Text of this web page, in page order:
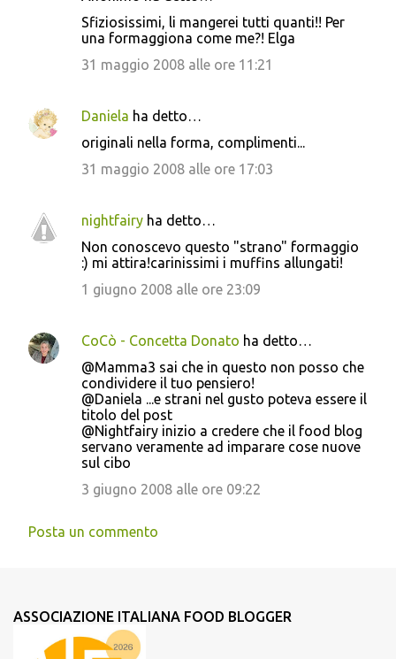
Sfiziosissimi, li mangerei tutti quanti!! Per
una formaggiona come me?! Elga
31 maggio 2008 alle ore 11:21
Daniela ha detto…
originali nella forma, complimenti...
31 maggio 2008 alle ore 17:03
nightfairy ha detto…
Non conoscevo questo "strano" formaggio
:) mi attira!carinissimi i muffins allungati!
1 giugno 2008 alle ore 23:09
CoCò - Concetta Donato ha detto…
@Mamma3 sai che in questo non posso che
condividere il tuo pensiero!
@Daniela ...e strani nel gusto poteva essere il
titolo del post
@Nightfairy inizio a credere che il food blog
servano veramente ad imparare cose nuove
sul cibo
3 giugno 2008 alle ore 09:22
Posta un commento
ASSOCIAZIONE ITALIANA FOOD BLOGGER